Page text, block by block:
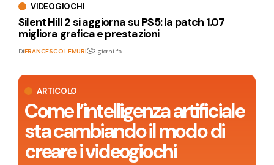
ARTICOLO
Come l’intelligenza artificiale
sta cambiando il modo di
creare i videogiochi
VIDEOGIOCHI
Silent Hill 2 si aggiorna su PS5: la patch 1.07
migliora grafica e prestazioni
DiFRANCESCO LEMURI 3 giorni fa